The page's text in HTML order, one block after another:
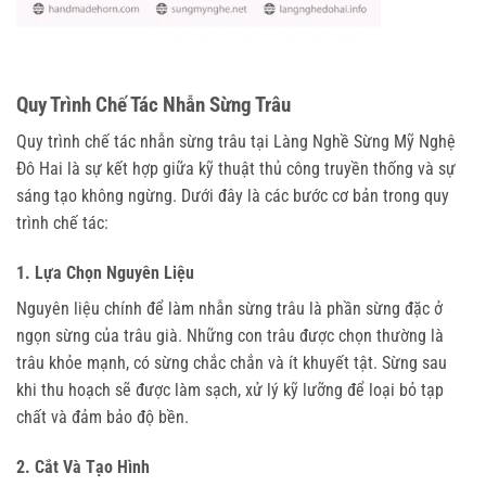
Quy Trình Chế Tác Nhẫn Sừng Trâu
Quy trình chế tác nhẫn sừng trâu tại Làng Nghề Sừng Mỹ Nghệ
Đô Hai là sự kết hợp giữa kỹ thuật thủ công truyền thống và sự
sáng tạo không ngừng. Dưới đây là các bước cơ bản trong quy
trình chế tác:
1. Lựa Chọn Nguyên Liệu
Nguyên liệu chính để làm nhẫn sừng trâu là phần sừng đặc ở
ngọn sừng của trâu già. Những con trâu được chọn thường là
trâu khỏe mạnh, có sừng chắc chắn và ít khuyết tật. Sừng sau
khi thu hoạch sẽ được làm sạch, xử lý kỹ lưỡng để loại bỏ tạp
chất và đảm bảo độ bền.
2. Cắt Và Tạo Hình